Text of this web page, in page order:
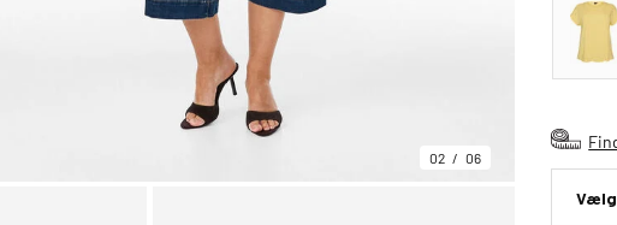
02 06